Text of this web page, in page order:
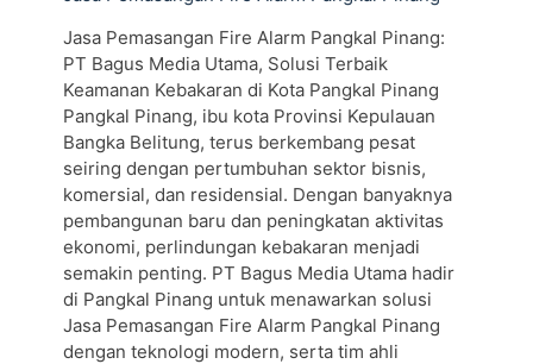
Jasa Pemasangan Fire Alarm Pangkal Pinang:
PT Bagus Media Utama, Solusi Terbaik
Keamanan Kebakaran di Kota Pangkal Pinang
Pangkal Pinang, ibu kota Provinsi Kepulauan
Bangka Belitung, terus berkembang pesat
seiring dengan pertumbuhan sektor bisnis,
komersial, dan residensial. Dengan banyaknya
pembangunan baru dan peningkatan aktivitas
ekonomi, perlindungan kebakaran menjadi
semakin penting. PT Bagus Media Utama hadir
di Pangkal Pinang untuk menawarkan solusi
Jasa Pemasangan Fire Alarm Pangkal Pinang
dengan teknologi modern, serta tim ahli